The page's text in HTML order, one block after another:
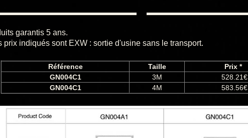
garantis 5 ans.
prix indiqués sont EXW : sortie d'usine sans le transport.
Référence Taille
Prix *
GN004C1
3M
528.21€
GN004C1
4M 583.56€